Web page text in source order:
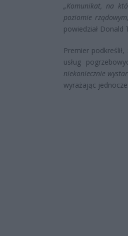
„Komunikat, na
poziomie
powiedział Donald
Premier
usług
niekoniecznie
wyrażając